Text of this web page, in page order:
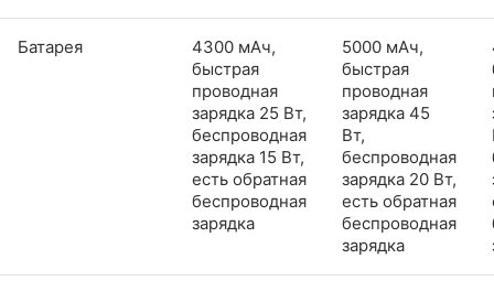
Батарея
4300 мАч,
быстрая
проводная
зарядка 25 Вт,
беспроводная
зарядка 15 Вт,
есть обратная
беспроводная
зарядка
5000 мАч,
быстрая
проводная
зарядка 45
Вт,
беспроводная
зарядка 20 Вт,
есть обратная
беспроводная
зарядка